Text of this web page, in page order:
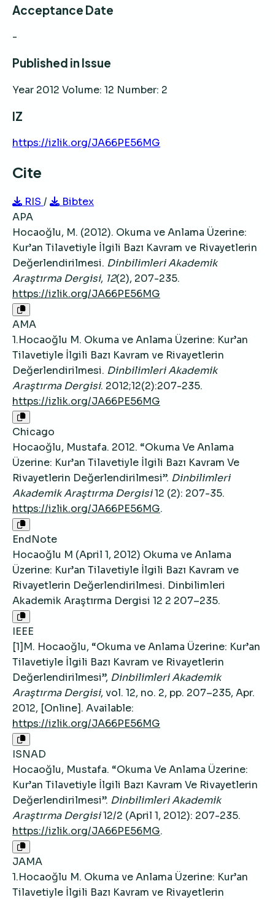
Acceptance Date
-
Published in Issue
Year 2012 Volume: 12 Number: 2
IZ
https://izlik.org/JA66PE56MG
Cite
RIS /
Bibtex
APA
Hocaoğlu, M. (2012). Okuma ve Anlama Üzerine:
Kur’an Tilavetiyle İlgili Bazı Kavram ve Rivayetlerin
Değerlendirilmesi. Dinbilimleri Akademik
Araştırma Dergisi, 12(2), 207-235.
https://izlik.org/JA66PE56MG
AMA
1.Hocaoğlu M. Okuma ve Anlama Üzerine: Kur’an
Tilavetiyle İlgili Bazı Kavram ve Rivayetlerin
Değerlendirilmesi. Dinbilimleri Akademik
Araştırma Dergisi. 2012;12(2):207-235.
https://izlik.org/JA66PE56MG
Chicago
Hocaoğlu, Mustafa. 2012. “Okuma Ve Anlama
Üzerine: Kur’an Tilavetiyle İlgili Bazı Kavram Ve
Rivayetlerin Değerlendirilmesi”. Dinbilimleri
Akademik Araştırma Dergisi12 (2): 207-35.
https://izlik.org/JA66PE56MG.
EndNote
Hocaoğlu M (April 1, 2012) Okuma ve Anlama
Üzerine: Kur’an Tilavetiyle İlgili Bazı Kavram ve
Rivayetlerin Değerlendirilmesi. Dinbilimleri
Akademik Araştırma Dergisi 12 2 207–235.
IEEE
[1]M. Hocaoğlu, “Okuma ve Anlama Üzerine: Kur’an
Tilavetiyle İlgili Bazı Kavram ve Rivayetlerin
Değerlendirilmesi”, Dinbilimleri Akademik
Araştırma Dergisi, vol. 12, no. 2, pp. 207–235, Apr.
2012, [Online]. Available:
https://izlik.org/JA66PE56MG
ISNAD
Hocaoğlu, Mustafa. “Okuma Ve Anlama Üzerine:
Kur’an Tilavetiyle İlgili Bazı Kavram Ve Rivayetlerin
Değerlendirilmesi”. Dinbilimleri Akademik
Araştırma Dergisi12/2 (April 1, 2012): 207-235.
https://izlik.org/JA66PE56MG.
JAMA
1.Hocaoğlu M. Okuma ve Anlama Üzerine: Kur’an
Tilavetiyle İlgili Bazı Kavram ve Rivayetlerin